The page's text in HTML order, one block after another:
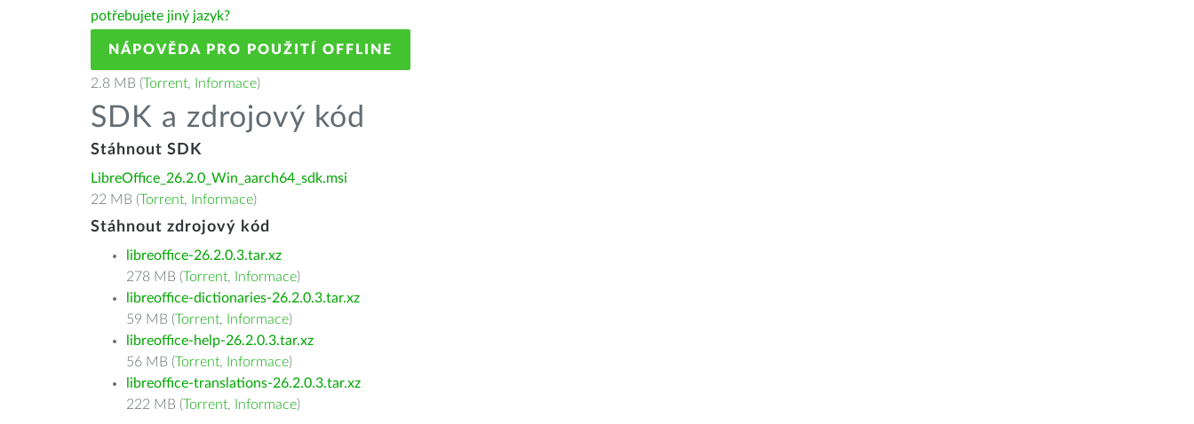
potřebujete jiný jazyk?
NÁPOVĚDA PRO POUŽITÍ OFFLINE
2.8 MB (Torrent, Informace)
SDK a zdrojový kód
Stáhnout SDK
LibreOffice_26.2.0_Win_aarch64_sdk.msi
22 MB (Torrent, Informace)
Stáhnout zdrojový kód
libreoffice-26.2.0.3.tar.xz
278 MB (Torrent, Informace)
libreoffice-dictionaries-26.2.0.3.tar.xz
59 MB (Torrent, Informace)
libreoffice-help-26.2.0.3.tar.xz
56 MB (Torrent, Informace)
libreoffice-translations-26.2.0.3.tar.xz
222 MB (Torrent, Informace)